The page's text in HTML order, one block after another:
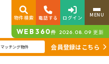
物件検索
電話する ログイン MENU
WEB360件 2026.08.09 更新
マッチング物件 会員登録はこちら